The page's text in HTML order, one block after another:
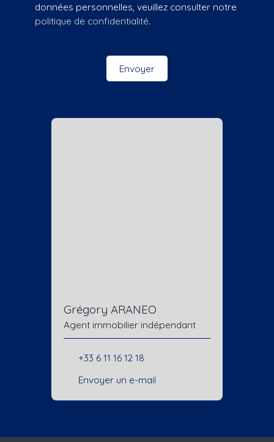
données personnelles, veuillez consulter notre
politique de confidentialité.
Envoyer
Grégory ARANEO
Agent immobilier indépendant
+33 6 11 16 12 18
Envoyer un e-mail